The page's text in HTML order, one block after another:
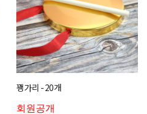
꽹가리 - 20개
회원공개